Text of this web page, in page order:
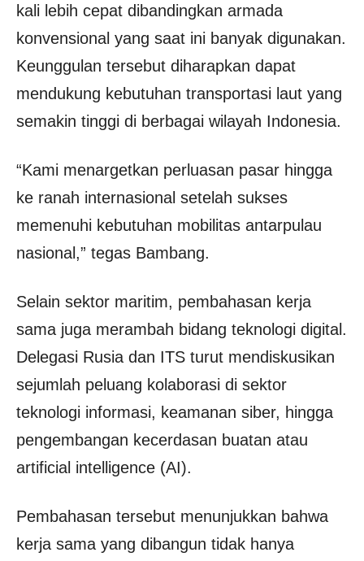
kali lebih cepat dibandingkan armada
konvensional yang saat ini banyak digunakan.
Keunggulan tersebut diharapkan dapat
mendukung kebutuhan transportasi laut yang
semakin tinggi di berbagai wilayah Indonesia.
“Kami menargetkan perluasan pasar hingga
ke ranah internasional setelah sukses
memenuhi kebutuhan mobilitas antarpulau
nasional,” tegas Bambang.
Selain sektor maritim, pembahasan kerja
sama juga merambah bidang teknologi digital.
Delegasi Rusia dan ITS turut mendiskusikan
sejumlah peluang kolaborasi di sektor
teknologi informasi, keamanan siber, hingga
pengembangan kecerdasan buatan atau
artificial intelligence (AI).
Pembahasan tersebut menunjukkan bahwa
kerja sama yang dibangun tidak hanya